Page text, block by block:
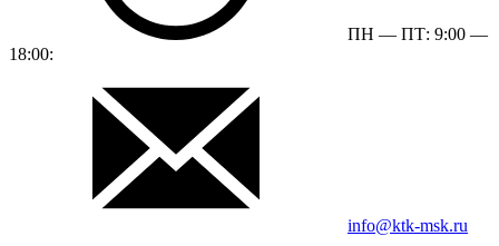
ПН — ПТ: 9:00 —
18:00:
info@ktk-msk.ru